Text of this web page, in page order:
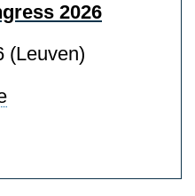
2026
(Leuven)